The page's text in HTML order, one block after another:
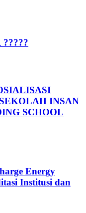
INSAN
SCHOOL
Energy
Institusi dan